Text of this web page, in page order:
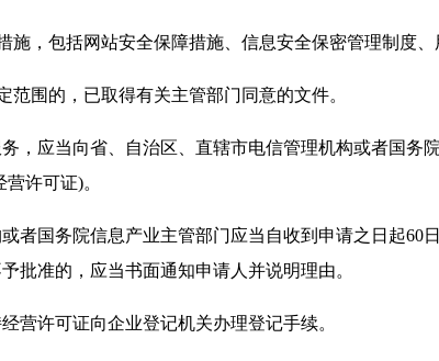
，包括网站安全保障措施、信息安全保密管理制度、
围的，已取得有关主管部门同意的文件。
当向省、自治区、直辖市电信管理机构或者国务院
许可证)。
国务院信息产业主管部门应当自收到申请之日起60
批准的，应当书面通知申请人并说明理由。
许可证向企业登记机关办理登记手续。